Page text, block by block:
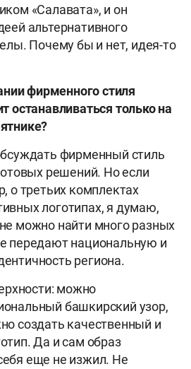
«Салавата», и он
альтернативного
Почему бы и нет, идея-то
фирменного стиля
останавливаться только на
фирменный стиль
решений. Но если
о третьих комплектах
логотипах, я думаю,
можно найти много разных
передают национальную и
региона.
можно
башкирский узор,
создать качественный и
Да и сам образ
еще не изжил. Не